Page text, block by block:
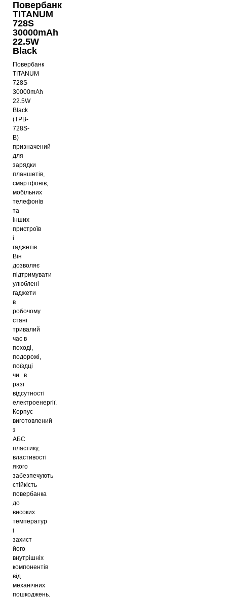
Повербанк
TITANUM
728S
30000mAh
22.5W
Black
Повербанк
TITANUM
728S
30000mAh
22.5W
Black
(TPB-
728S-
B)
призначений
для
зарядки
планшетів,
смартфонів,
мобільних
телефонів
та
інших
пристроїв
і
гаджетів.
Він
дозволяє
підтримувати
улюблені
гаджети
в
робочому
стані
тривалий
час в
поході,
подорожі,
поїздці
чи в
разі
відсутності
електроенергії.
Корпус
виготовлений
з
АБС
пластику,
властивості
якого
забезпечують
стійкість
повербанка
до
високих
температур
і
захист
його
внутрішніх
компонентів
від
механічних
пошкоджень.